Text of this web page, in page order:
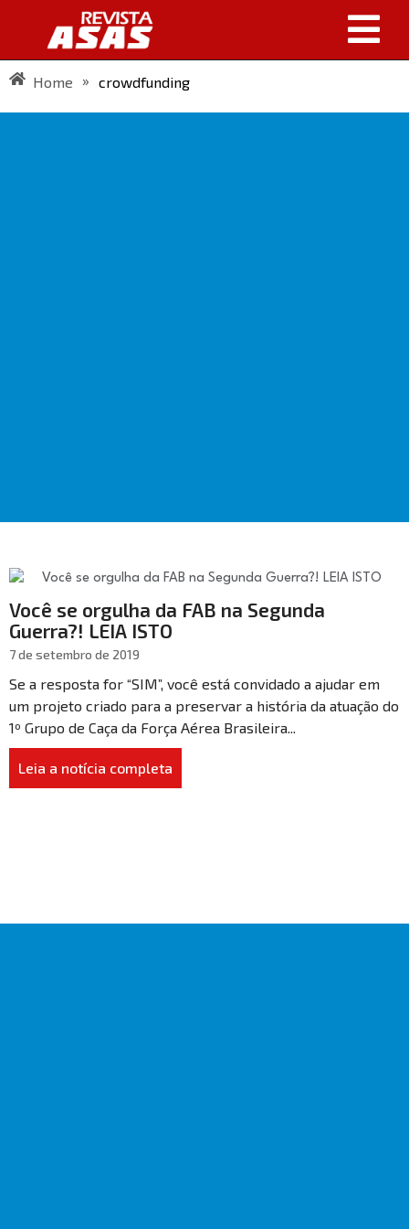
Home » crowdfunding
Você se orgulha da FAB na Segunda
Guerra?! LEIA ISTO
7 de setembro de 2019
Se a resposta for “SIM”, você está convidado a ajudar em
um projeto criado para a preservar a história da atuação do
1º Grupo de Caça da Força Aérea Brasileira...
Leia a notícia completa